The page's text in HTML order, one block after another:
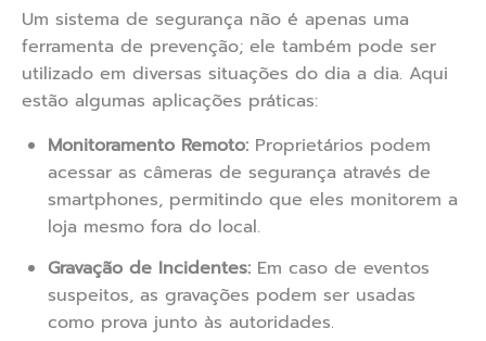
Um sistema de segurança não é apenas uma
ferramenta de prevenção; ele também pode ser
utilizado em diversas situações do dia a dia. Aqui
estão algumas aplicações práticas:
Monitoramento Remoto: Proprietários podem
acessar as câmeras de segurança através de
smartphones, permitindo que eles monitorem a
loja mesmo fora do local.
Gravação de Incidentes: Em caso de eventos
suspeitos, as gravações podem ser usadas
como prova junto às autoridades.